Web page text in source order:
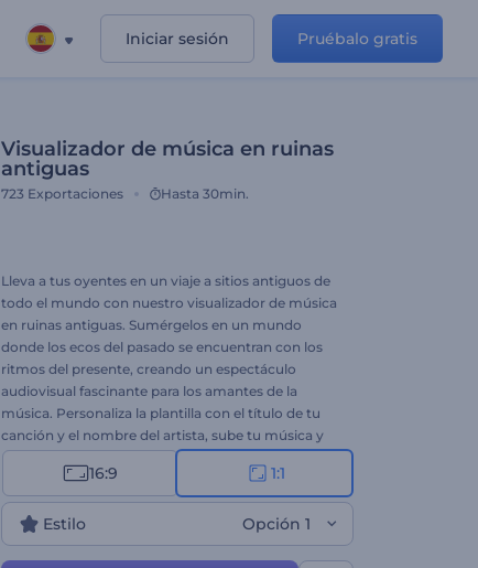
Iniciar sesión Pruébalo gratis
Visualizador de música en ruinas
antiguas
723 Exportaciones Hasta 30min.
Lleva a tus oyentes en un viaje a sitios antiguos de
todo el mundo con nuestro visualizador de música
en ruinas antiguas. Sumérgelos en un mundo
donde los ecos del pasado se encuentran con los
ritmos del presente, creando un espectáculo
audiovisual fascinante para los amantes de la
música. Personaliza la plantilla con el título de tu
canción y el nombre del artista, sube tu música y
presenta tu obra maestra en plataformas de
transmisión de música para expandir tu base de
fanáticos dedicados. Perfecto para DJs,
productores de música o músicos que desean
mejorar su presencia musical. ¡Pruébalo ahora!
16:9 1:1
Estilo Opción 1